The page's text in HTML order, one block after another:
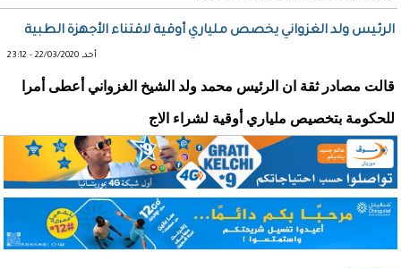
الرئيس ولد الغزواني يخصص ملياري أوقية لاقتناء الأجهزة الطبية
أحد, 22/03/2020 - 23:12
قالت مصادر ثقة ان الرئيس محمد ولد الشيخ الغزواني أعطى أمرا
للحكومة بتخصيص ملياري أوقية لشراء الاج